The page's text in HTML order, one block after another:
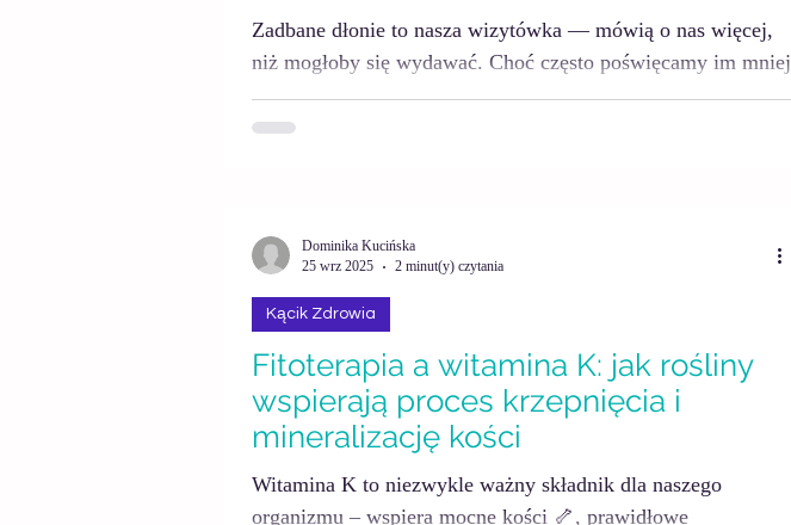
Zadbane dłonie to nasza wizytówka — mówią o nas więcej,
niż mogłoby się wydawać. Choć często poświęcamy im mniej
uwagi niż twarzy czy ciału, to właśnie dłonie codziennie
narażone są na działanie detergentów, wody, zimna i wiatru.
Fitoterapia a witamina K: jak rośliny
wspierają proces krzepnięcia i
mineralizację kości
Witamina K to niezwykle ważny składnik dla naszego
organizmu – wspiera mocne kości 🦴, prawidłowe
Kącik Zdrowia
Dominika Kucińska
25 wrz 2025
2 minut(y) czytania